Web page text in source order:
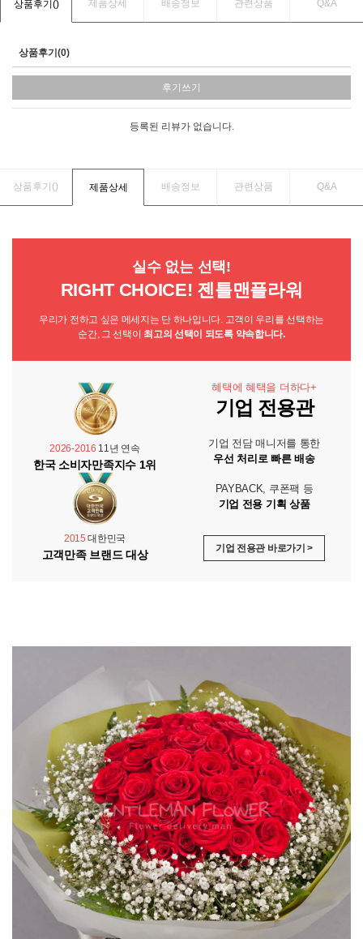
상품후기() 제품상세 배송정보 관련상품 Q&A
상품후기(0)
후기쓰기
등록된 리뷰가 없습니다.
상품후기() 제품상세 배송정보 관련상품 Q&A
실수 없는 선택!
RIGHT CHOICE! 젠틀맨플라워
우리가 전하고 싶은 메세지는 단 하나입니다. 고객이 우리를 선택하는
순간, 그 선택이 최고의 선택이 되도록 약속합니다.
2026-2016 11년 연속
한국 소비자만족지수 1위
2015 대한민국
고객만족 브랜드 대상
혜택에 혜택을 더하다+
기업 전용관
기업 전담 매니저를 통한
우선 처리로 빠른 배송
PAYBACK, 쿠폰팩 등
기업 전용 기획 상품
기업 전용관 바로가기 >